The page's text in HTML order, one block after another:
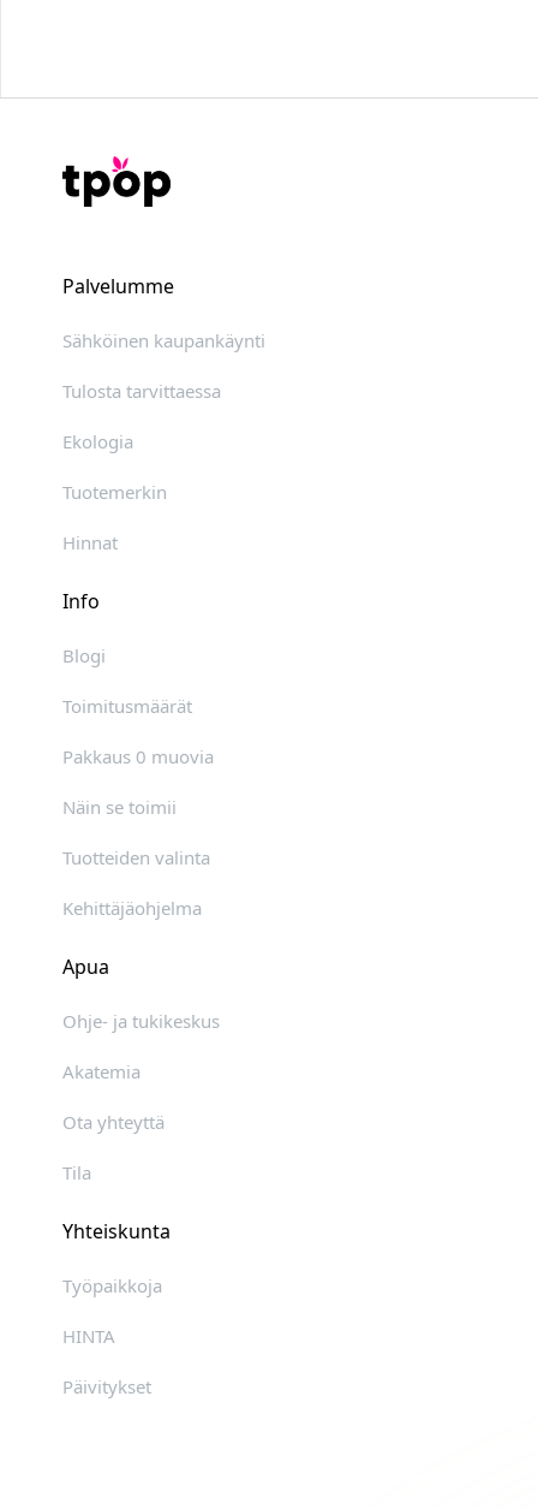
Palvelumme
Sähköinen kaupankäynti
Tulosta tarvittaessa
Ekologia
Tuotemerkin
Hinnat
Info
Blogi
Toimitusmäärät
Pakkaus 0 muovia
Näin se toimii
Tuotteiden valinta
Kehittäjäohjelma
Apua
Ohje- ja tukikeskus
Akatemia
Ota yhteyttä
Tila
Yhteiskunta
Työpaikkoja
HINTA
Päivitykset